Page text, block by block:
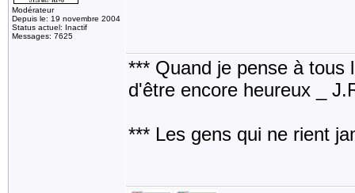
Modérateur
Depuis le: 19 novembre 2004
Status actuel: Inactif
Messages: 7625
*** Quand je pense à tous
d'être encore heureux _
*** Les gens qui ne rient